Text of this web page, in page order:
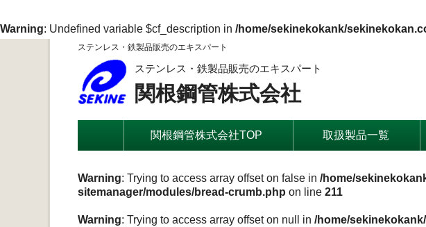
Warning: Undefined variable $cf_description in /home/sekinekokank/
ステンレス・鉄製品販売のエキスパート
ステンレス・鉄製品販売のエキスパート
関根鋼管株式会社
関根鋼管株式会社TOP 取扱製品一覧
Warning: Trying to access array offset on false in /home/
sitemanager/modules/bread-crumb.php on line 211
Warning: Trying to access array offset on null in /home/